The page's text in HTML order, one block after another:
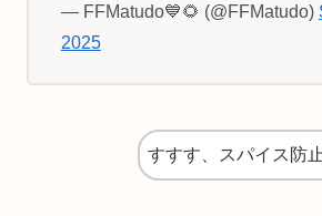
— FFMatudo💙🌻 (@FFMatudo)
2025
すすす、スパイス防